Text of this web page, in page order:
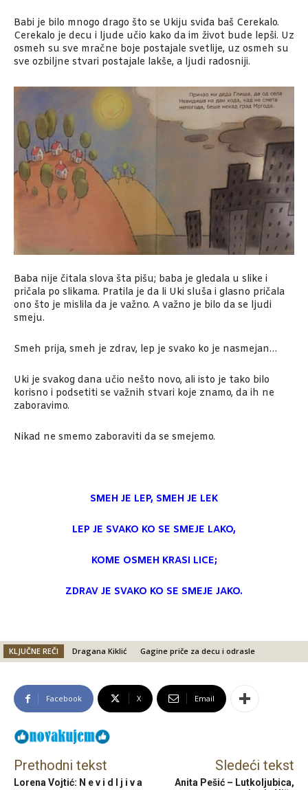
Babi je bilo mnogo drago što se Ukiju sviđa baš Cerekalo.
Cerekalo je decu i ljude učio kako da im život bude lepši. Uz
osmeh su sve mračne boje postajale svetlije, uz osmeh su
sve ozbiljne stvari postajale lakše, a ljudi radosniji.
Baba nije čitala slova šta pišu; baba je gledala u slike i
pričala po slikama. Pratila je da li Uki sluša i glasno pričala
ono što je mislila da je važno. A važno je bilo da se ljudi
smeju.
Smeh prija, smeh je zdrav, lep je svako ko je nasmejan…
Uki je svakog dana učio nešto novo, ali isto je tako bilo
korisno i podsetiti se važnih stvari koje znamo, da ih ne
zaboravimo.
Nikad ne smemo zaboraviti da se smejemo.
SMEH JE LEP, SMEH JE LEK
LEP JE SVAKO KO SE SMEJE LAKO,
KOME OSMEH KRASI LICE;
ZDRAV JE SVAKO KO SE SMEJE JAKO.
KLJUČNE REČI Dragana Kiklić Gagine priče za decu i odrasle
Facebook X Email
Prethodni tekst
Lorena Vojtić: N e v i d l j i v a
Sledeći tekst
Anita Pešić – Lutkoljubica,